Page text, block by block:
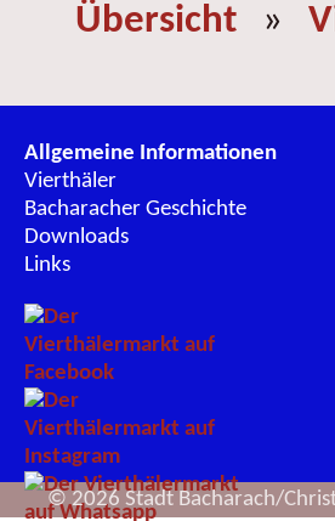
Übersicht »
Allgemeine Informationen
Vierthäler
Bacharacher Geschichte
Downloads
Links
© 2026 Stadt Bacharach/